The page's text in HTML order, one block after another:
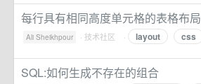
每行具有相同高度单元格的表格布局
Ali Sheikhpour · 技术社区 · layout css
SQL:如何生成不存在的组合